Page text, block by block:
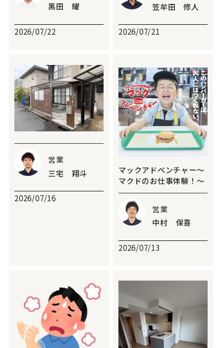
黑田 耀
2026/07/22
笠牟田 修人
2026/07/21
営業
三宅 翔斗
2026/07/16
マックアドベンチャー～
マクドのお仕事体験！～
営業
中村 保喜
2026/07/13